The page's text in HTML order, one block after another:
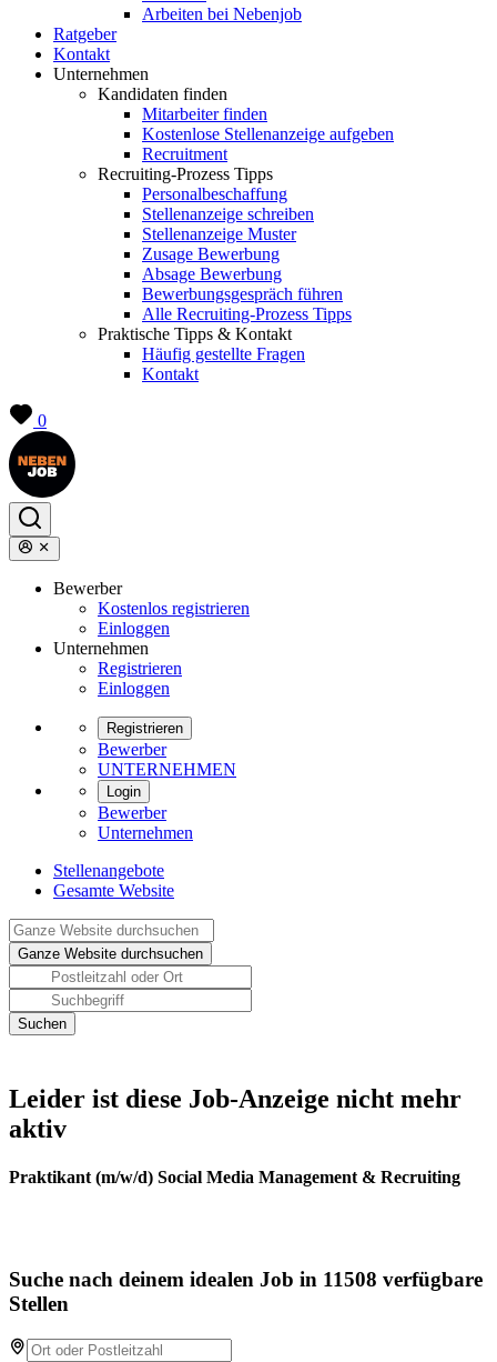
Arbeiten bei Nebenjob
Ratgeber
Kontakt
Unternehmen
Kandidaten finden
Mitarbeiter finden
Kostenlose Stellenanzeige aufgeben
Recruitment
Recruiting-Prozess Tipps
Personalbeschaffung
Stellenanzeige schreiben
Stellenanzeige Muster
Zusage Bewerbung
Absage Bewerbung
Bewerbungsgespräch führen
Alle Recruiting-Prozess Tipps
Praktische Tipps & Kontakt
Häufig gestellte Fragen
Kontakt
0
Bewerber
Kostenlos registrieren
Einloggen
Unternehmen
Registrieren
Einloggen
Registrieren
Bewerber
UNTERNEHMEN
Login
Bewerber
Unternehmen
Stellenangebote
Gesamte Website
Leider ist diese Job-Anzeige nicht mehr
aktiv
Praktikant (m/w/d) Social Media Management & Recruiting
Suche nach deinem idealen Job in 11508 verfügbare
Stellen